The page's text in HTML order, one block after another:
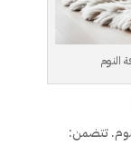
النوم
تتضمن: